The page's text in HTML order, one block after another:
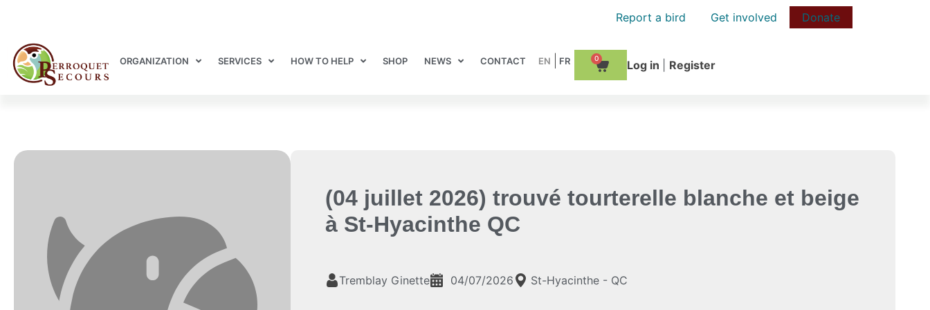
Report a bird Get involved Donate
ORGANIZATION SERVICES HOW TO HELP SHOP NEWS CONTACT 0 Log in Register
(04 juillet 2026) trouvé tourterelle blanche et beige
à St-Hyacinthe QC
Tremblay Ginette 04/07/2026 St-Hyacinthe - QC